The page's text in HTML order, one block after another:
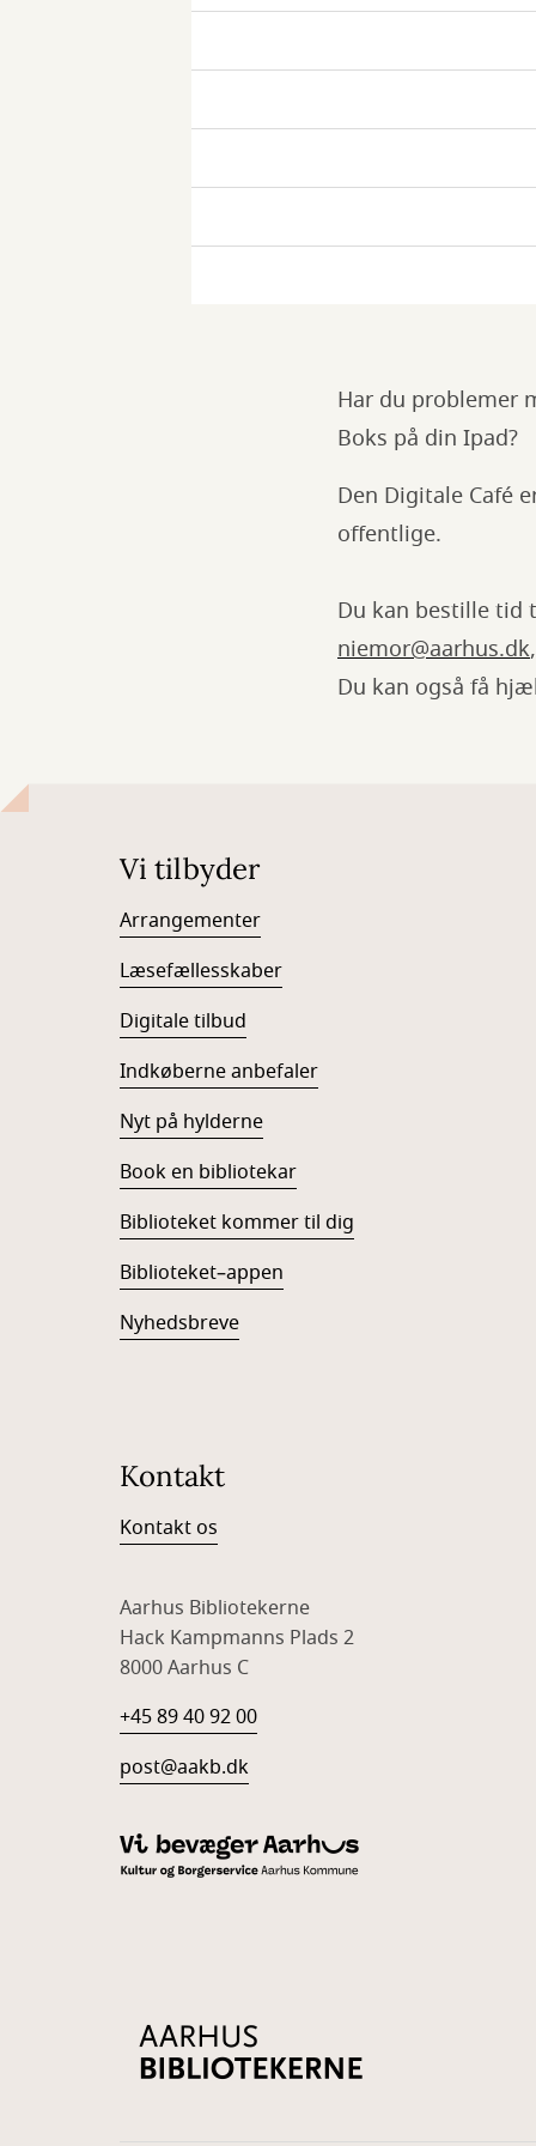
Har du problemer
Boks på din Ipad?
Den Digitale Café
offentlige.
Du kan bestille tid
niemor@aarhus.dk
Du kan også få
Vi tilbyder
Arrangementer
Læsefællesskaber
Digitale tilbud
Indkøberne anbefaler
Nyt på hylderne
Book en bibliotekar
Biblioteket kommer til dig
Biblioteket–appen
Nyhedsbreve
Kontakt
Kontakt os
Aarhus Bibliotekerne
Hack Kampmanns Plads 2
8000 Aarhus C
+45 89 40 92 00
post@aakb.dk